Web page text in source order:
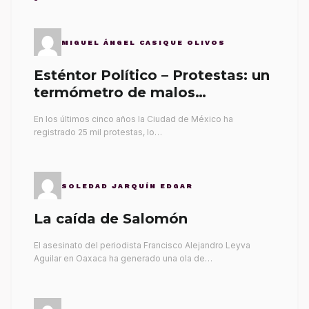
MIGUEL ÁNGEL CASIQUE OLIVOS
Esténtor Político – Protestas: un
termómetro de malos
En los últimos cinco años la Ciudad de México ha
registrado 25 mil protestas, lo…
SOLEDAD JARQUÍN EDGAR
La caída de Salomón
El asesinato del periodista Francisco Alejandro Leyva
Aguilar en Oaxaca ha generado una ola de…